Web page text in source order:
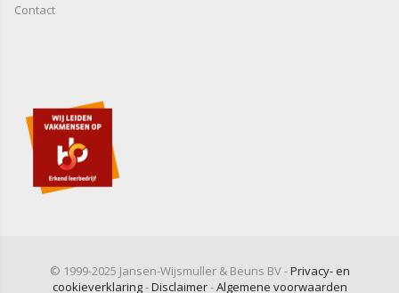
Contact
© 1999-2025 Jansen-Wijsmuller & Beuns BV -Privacy- en
cookieverklaring-Disclaimer-Algemene voorwaarden